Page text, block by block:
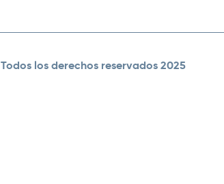
| Todos los derechos reservados 2025